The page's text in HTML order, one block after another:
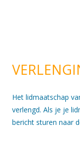
Het lidmaatschap
verlengd. Als je je
bericht sturen naar